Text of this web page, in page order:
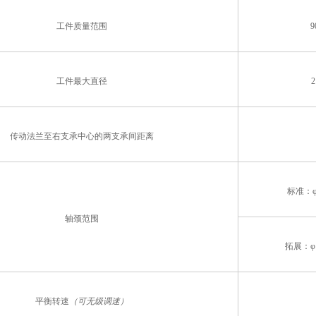
工件质量范围
工件最大直径
传动法兰至右支承中心的两支承间距离
轴颈范围
标准：
拓展：
平衡转速 （可无级调速）